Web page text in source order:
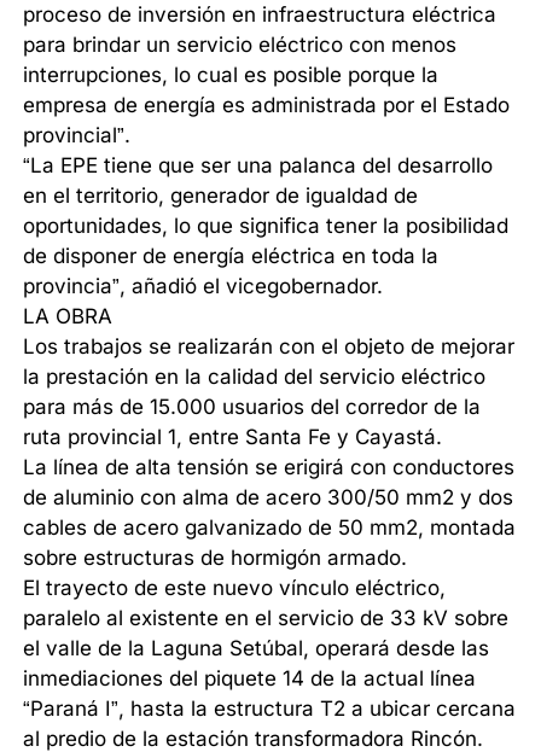
proceso de inversión en infraestructura eléctrica
para brindar un servicio eléctrico con menos
interrupciones, lo cual es posible porque la
empresa de energía es administrada por el Estado
provincial”.
“La EPE tiene que ser una palanca del desarrollo
en el territorio, generador de igualdad de
oportunidades, lo que significa tener la posibilidad
de disponer de energía eléctrica en toda la
provincia”, añadió el vicegobernador.
LA OBRA
Los trabajos se realizarán con el objeto de mejorar
la prestación en la calidad del servicio eléctrico
para más de 15.000 usuarios del corredor de la
ruta provincial 1, entre Santa Fe y Cayastá.
La línea de alta tensión se erigirá con conductores
de aluminio con alma de acero 300/50 mm2 y dos
cables de acero galvanizado de 50 mm2, montada
sobre estructuras de hormigón armado.
El trayecto de este nuevo vínculo eléctrico,
paralelo al existente en el servicio de 33 kV sobre
el valle de la Laguna Setúbal, operará desde las
inmediaciones del piquete 14 de la actual línea
“Paraná I”, hasta la estructura T2 a ubicar cercana
al predio de la estación transformadora Rincón.